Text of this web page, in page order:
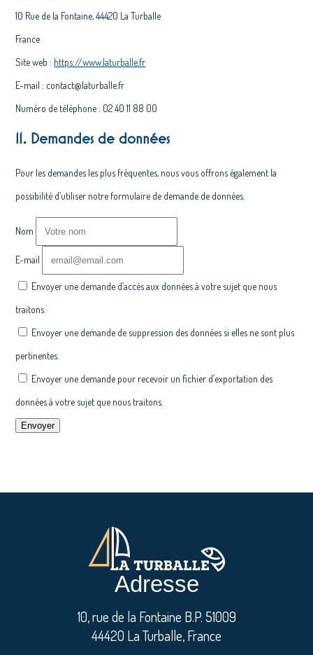
10 Rue de la Fontaine, 44420 La Turballe
France
Site web : https://www.laturballe.fr
E-mail : contact@laturballe.fr
Numéro de téléphone : 02 40 11 88 00
11. Demandes de données
Pour les demandes les plus fréquentes, nous vous offrons également la
possibilité d’utiliser notre formulaire de demande de données.
Nom
E-mail
Envoyer une demande d’accès aux données à votre sujet que nous
traitons.
Envoyer une demande de suppression des données si elles ne sont plus
pertinentes.
Envoyer une demande pour recevoir un fichier d’exportation des
données à votre sujet que nous traitons.
Adresse
10, rue de la Fontaine B.P. 51009
44420 La Turballe, France